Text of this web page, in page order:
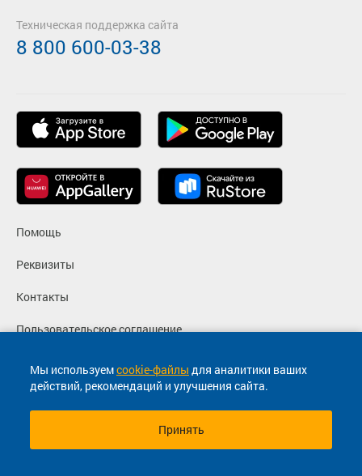
Мы используемcookie-файлы для аналитики ваших
действий, рекомендаций и улучшения сайта.
Принять
Помощь
Реквизиты
Контакты
Пользовательское соглашение
Политика конфиденциальности
Согласие на маркетинговые сообщения
Техническая поддержка сайта
8 800 600-03-38
© 2013-2026, ООО "Капитал"- Онлайн сервис продажи